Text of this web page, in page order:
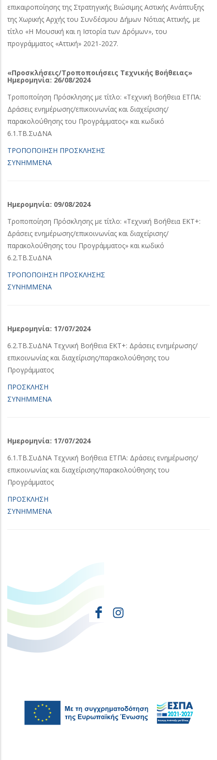
επικαιροποίησης της Στρατηγικής Βιώσιμης Αστικής Ανάπτυξης
της Χωρικής Αρχής του Συνδέσμου Δήμων Νότιας Αττικής, με
τίτλο «Η Μουσική και η Ιστορία των Δρόμων», του
προγράμματος «Αττική» 2021-2027.
«Προσκλήσεις/Τροποποιήσεις Τεχνικής Βοήθειας»
Ημερομηνία: 26/08/2024
Τροποποίηση Πρόσκλησης με τίτλο: «Τεχνική Βοήθεια ΕΤΠΑ:
Δράσεις ενημέρωσης/επικοινωνίας και διαχείρισης/
παρακολούθησης του Προγράμματος» και κωδικό
6.1.ΤΒ.ΣυΔΝΑ
ΤΡΟΠΟΠΟΙΗΣΗ ΠΡΟΣΚΛΗΣΗΣ
ΣΥΝΗΜΜΕΝΑ
Ημερομηνία: 09/08/2024
Τροποποίηση Πρόσκλησης με τίτλο: «Τεχνική Βοήθεια ΕΚΤ+:
Δράσεις ενημέρωσης/επικοινωνίας και διαχείρισης/
παρακολούθησης του Προγράμματος» και κωδικό
6.2.ΤΒ.ΣυΔΝΑ
ΤΡΟΠΟΠΟΙΗΣΗ ΠΡΟΣΚΛΗΣΗΣ
ΣΥΝΗΜΜΕΝΑ
Ημερομηνία: 17/07/2024
6.2.ΤΒ.ΣυΔΝΑ Τεχνική Βοήθεια ΕΚΤ+: Δράσεις ενημέρωσης/
επικοινωνίας και διαχείρισης/παρακολούθησης του
Προγράμματος
ΠΡΟΣΚΛΗΣΗ
ΣΥΝΗΜΜΕΝΑ
Ημερομηνία: 17/07/2024
6.1.ΤΒ.ΣυΔΝΑ Τεχνική Βοήθεια ΕΤΠΑ: Δράσεις ενημέρωσης/
επικοινωνίας και διαχείρισης/παρακολούθησης του
Προγράμματος
ΠΡΟΣΚΛΗΣΗ
ΣΥΝΗΜΜΕΝΑ